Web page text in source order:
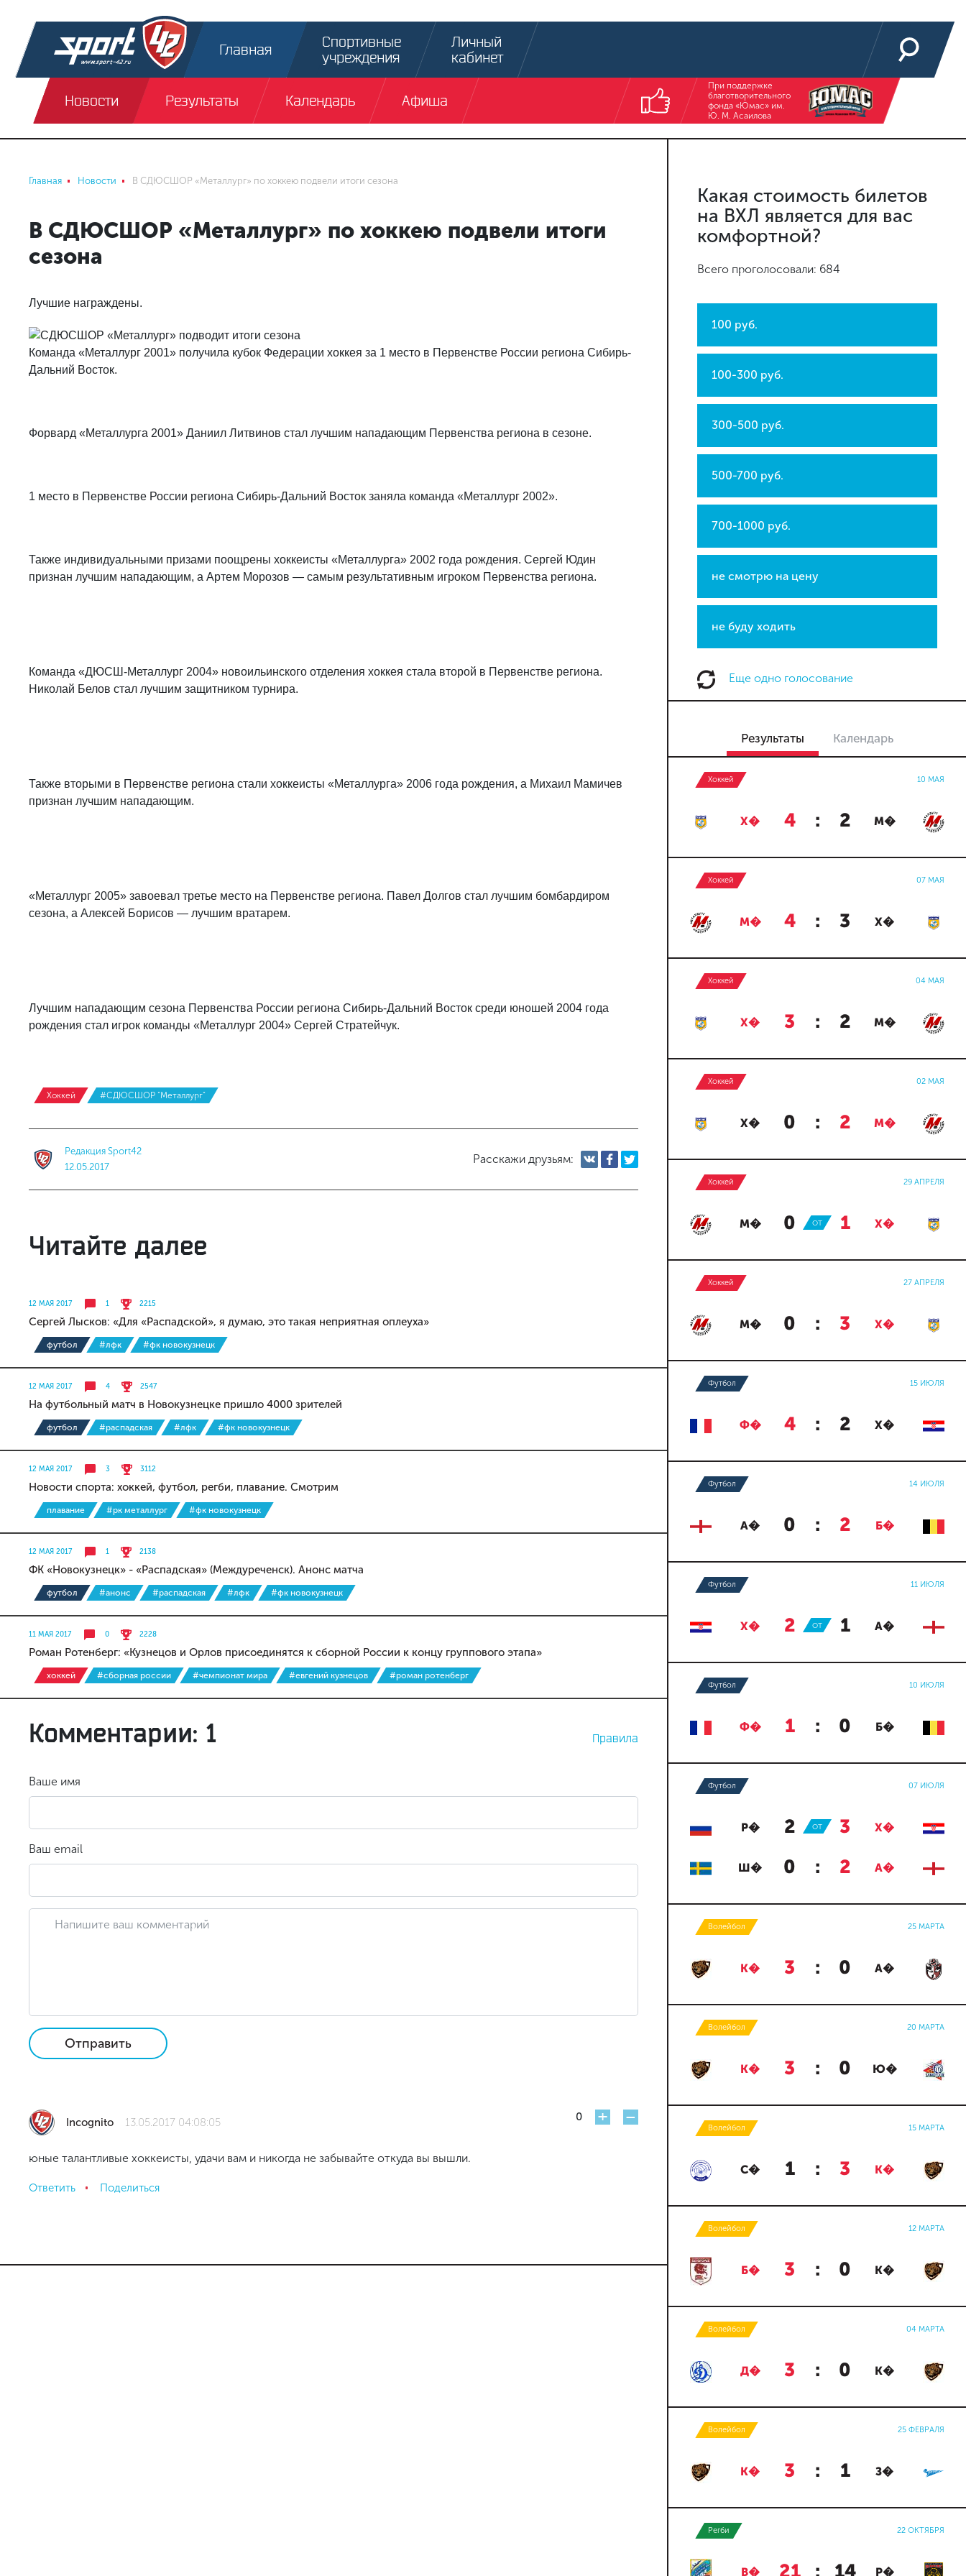
Главная
Спортивные
учреждения
Личный
кабинет
Новости Результаты Календарь Афиша
При поддержке
благотворительного
фонда «Юмас» им.
Ю. М. Асаилова
Главная Новости В СДЮСШОР «Металлург» по хоккею подвели итоги сезона
В СДЮСШОР «Металлург» по хоккею подвели итоги
сезона
Лучшие награждены.
Команда «Металлург 2001» получила кубок Федерации хоккея за 1 место в Первенстве России региона Сибирь-
Дальний Восток.
Форвард «Металлурга 2001» Даниил Литвинов стал лучшим нападающим Первенства региона в сезоне.
1 место в Первенстве России региона Сибирь-Дальний Восток заняла команда «Металлург 2002».
Также индивидуальными призами поощрены хоккеисты «Металлурга» 2002 года рождения. Сергей Юдин
признан лучшим нападающим, а Артем Морозов — самым результативным игроком Первенства региона.
Команда «ДЮСШ-Металлург 2004» новоильинского отделения хоккея стала второй в Первенстве региона.
Николай Белов стал лучшим защитником турнира.
Также вторыми в Первенстве региона стали хоккеисты «Металлурга» 2006 года рождения, а Михаил Мамичев
признан лучшим нападающим.
«Металлург 2005» завоевал третье место на Первенстве региона. Павел Долгов стал лучшим бомбардиром
сезона, а Алексей Борисов — лучшим вратарем.
Лучшим нападающим сезона Первенства России региона Сибирь-Дальний Восток среди юношей 2004 года
рождения стал игрок команды «Металлург 2004» Сергей Стратейчук.
Хоккей #СДЮСШОР "Металлург"
Редакция Sport42
12.05.2017
Расскажи друзьям:
Читайте далее
12 МАЯ 2017 1 2215
Сергей Лысков: «Для «Распадской», я думаю, это такая неприятная оплеуха»
футбол #лфк #фк новокузнецк
12 МАЯ 2017 4 2547
На футбольный матч в Новокузнецке пришло 4000 зрителей
футбол #распадская #лфк #фк новокузнецк
12 МАЯ 2017 3 3112
Новости спорта: хоккей, футбол, регби, плавание. Смотрим
плавание #рк металлург #фк новокузнецк
12 МАЯ 2017 1 2138
ФК «Новокузнецк» - «Распадская» (Междуреченск). Анонс матча
футбол #анонс #распадская #лфк #фк новокузнецк
11 МАЯ 2017 0 2228
Роман Ротенберг: «Кузнецов и Орлов присоединятся к сборной России к концу группового этапа»
хоккей #сборная россии #чемпионат мира #евгений кузнецов #роман ротенберг
Комментарии: 1 Правила
Ваше имя
Ваш email
Отправить
Incognito 13.05.2017 04:08:05 0 + -
юные талантливые хоккеисты, удачи вам и никогда не забывайте откуда вы вышли.
Ответить Поделиться
Какая стоимость билетов
на ВХЛ является для вас
комфортной?
Всего проголосовали: 684
100 руб.
100-300 руб.
300-500 руб.
500-700 руб.
700-1000 руб.
не смотрю на цену
не буду ходить
Еще одно голосование
Результаты Календарь
Хоккей 10 МАЯ
Х� 4 : 2 М�
Хоккей 07 МАЯ
М� 4 : 3 Х�
Хоккей 04 МАЯ
Х� 3 : 2 М�
Хоккей 02 МАЯ
Х� 0 : 2 М�
Хоккей 29 АПРЕЛЯ
М� 0 : 1 Х�
ОТ
Хоккей 27 АПРЕЛЯ
М� 0 : 3 Х�
Футбол 15 ИЮЛЯ
Ф� 4 : 2 Х�
Футбол 14 ИЮЛЯ
А� 0 : 2 Б�
Футбол 11 ИЮЛЯ
Х� 2 : 1 А�
ОТ
Футбол 10 ИЮЛЯ
Ф� 1 : 0 Б�
Футбол 07 ИЮЛЯ
Р� 2 : 3 Х�
ОТ
Ш� 0 : 2 А�
Волейбол 25 МАРТА
К� 3 : 0 А�
Волейбол 20 МАРТА
К� 3 : 0 Ю�
Волейбол 15 МАРТА
С� 1 : 3 К�
Волейбол 12 МАРТА
Б� 3 : 0 К�
Волейбол 04 МАРТА
Д� 3 : 0 К�
Волейбол 25 ФЕВРАЛЯ
К� 3 : 1 З�
Регби 22 ОКТЯБРЯ
В� 21 : 14 Р�